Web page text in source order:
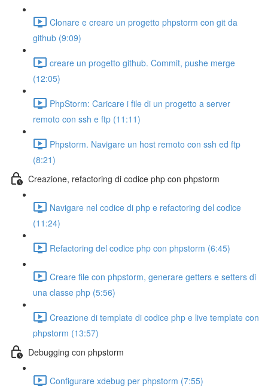
Clonare e creare un progetto phpstorm con git da
github (9:09)
creare un progetto github. Commit, pushe merge
(12:05)
PhpStorm: Caricare i file di un progetto a server
remoto con ssh e ftp (11:11)
Phpstorm. Navigare un host remoto con ssh ed ftp
(8:21)
Creazione, refactoring di codice php con phpstorm
Navigare nel codice di php e refactoring del codice
(11:24)
Refactoring del codice php con phpstorm (6:45)
Creare file con phpstorm, generare getters e setters di
una classe php (5:56)
Creazione di template di codice php e live template con
phpstorm (13:57)
Debugging con phpstorm
Configurare xdebug per phpstorm (7:55)